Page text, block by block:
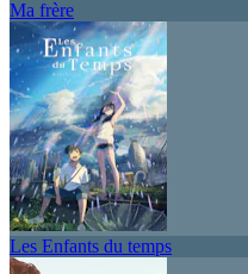
Ma frère
Les Enfants du temps